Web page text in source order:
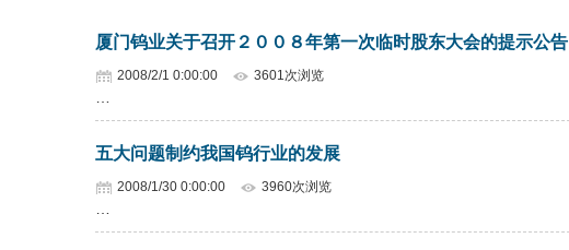
厦门钨业关于召开２００８年第一次临时股东大会的提示公告
2008/2/1 0:00:00 3601次浏览
五大问题制约我国钨行业的发展
2008/1/30 0:00:00 3960次浏览